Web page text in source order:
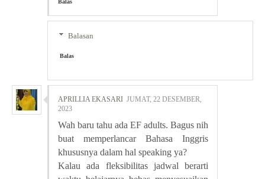
Balas
Balasan
Balas
APRILLIA EKASARI JUMAT, 22 DESEMBER,
2023
Wah baru tahu ada EF adults. Bagus nih
buat memperlancar Bahasa Inggris
khususnya dalam hal speaking ya?
Kalau ada fleksibilitas jadwal berarti